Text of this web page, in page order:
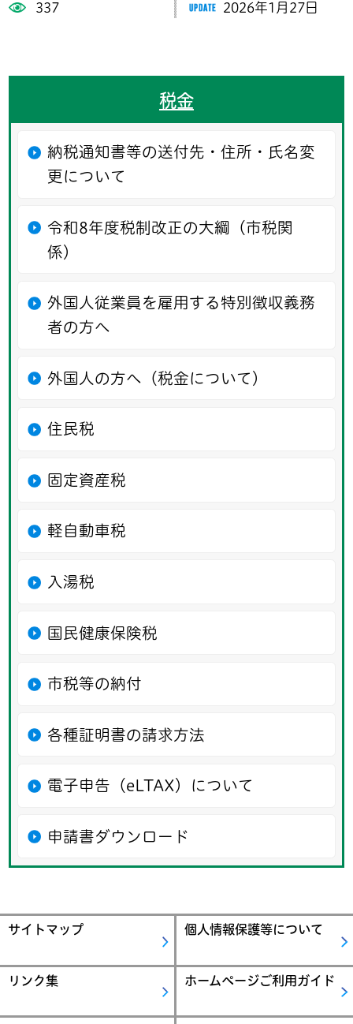
337 2026年1月27日
税金
納税通知書等の送付先・住所・氏名変
更について
令和8年度税制改正の大綱（市税関
係）
外国人従業員を雇用する特別徴収義務
者の方へ
外国人の方へ（税金について）
住民税
固定資産税
軽自動車税
入湯税
国民健康保険税
市税等の納付
各種証明書の請求方法
電子申告（eLTAX）について
申請書ダウンロード
サイトマップ 個人情報保護等について
リンク集 ホームページご利用ガイド